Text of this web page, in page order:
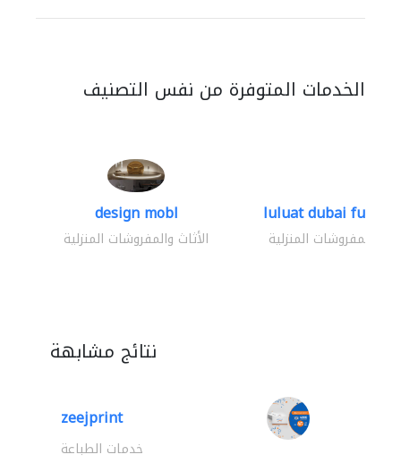
الخدمات المتوفرة من نفس التصنيف
design mobl
الأثاث والمفروشات المنزلية
luluat dubai
والمفروشات المنزلية
نتائج مشابهة
zeejprint
خدمات الطباعة